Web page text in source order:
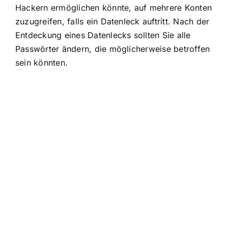
Hackern ermöglichen könnte, auf mehrere Konten
zuzugreifen, falls ein Datenleck auftritt. Nach der
Entdeckung eines Datenlecks sollten Sie alle
Passwörter ändern, die möglicherweise betroffen
sein könnten.